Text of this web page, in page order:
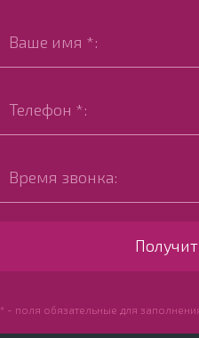
* - поля обязательные для